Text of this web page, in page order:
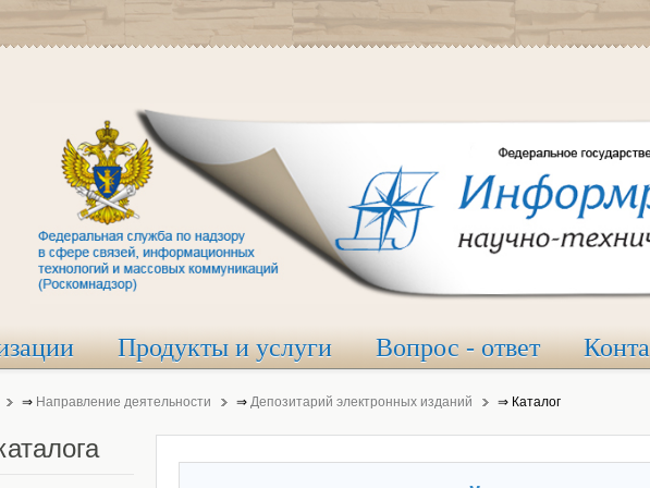
Продукты и услуги Вопрос - ответ
⇒ Направление деятельности ⇒ Депозитарий электронных изданий ⇒ Каталог